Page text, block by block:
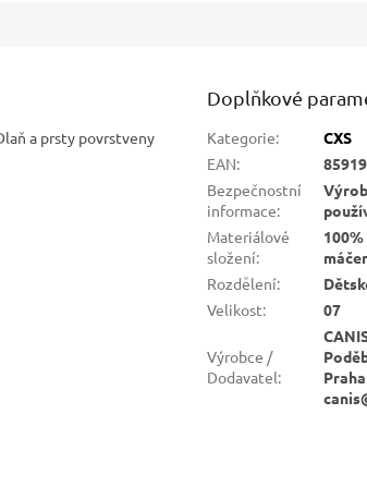
a prsty povrstveny
Doplňkové
Kategorie:
CXS
EAN:
Bezpečnostní
informace:
Materiálové
složení:
Rozdělení:
Velikost: 07
Výrobce /
Dodavatel: